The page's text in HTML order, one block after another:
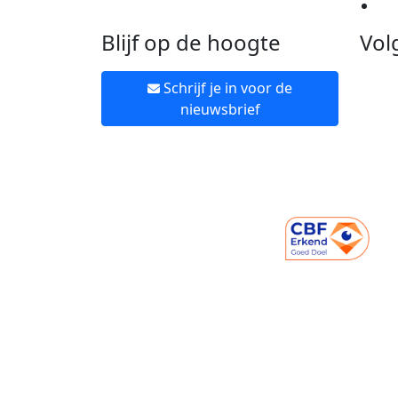
Blijf op de hoogte
Schrijf je in voor de
nieuwsbrief